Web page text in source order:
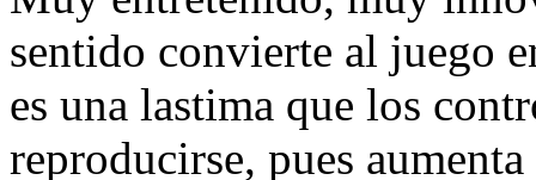
sentido convierte al juego
es una lastima que los
reproducirse, pues